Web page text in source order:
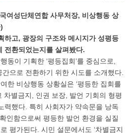
여성단체연합 사무처장, 비상행동 상
하고, 광장의 구조와 메시지가 성평등
전환되었는지를 살펴봤다.
동이 기획한 ‘평등집회’를 중심으로,
으로 전환하기 위한 시도를 소개했다.
한 비상행동 상황실은 ‘평등한 집회를
차별금지, 인권 보장, 발언 기회의 형평
력했다. 특히 사회자가 약속문을 낭독
인함으로써 평등한 발언 환경을 실질
평가된다. 시민 설문에서도 ‘차별금지